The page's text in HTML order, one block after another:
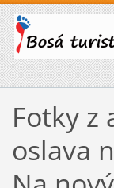
Fotky z
oslava